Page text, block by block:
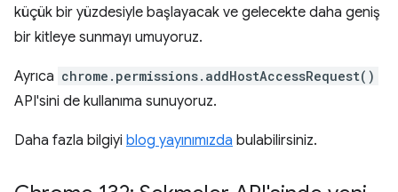
küçük bir yüzdesiyle başlayacak ve gelecekte daha geniş
bir kitleye sunmayı umuyoruz.
Ayrıca chrome.permissions.addHostAccessRequest()
API'sini de kullanıma sunuyoruz.
Daha fazla bilgiyi blog yayınımızda bulabilirsiniz.